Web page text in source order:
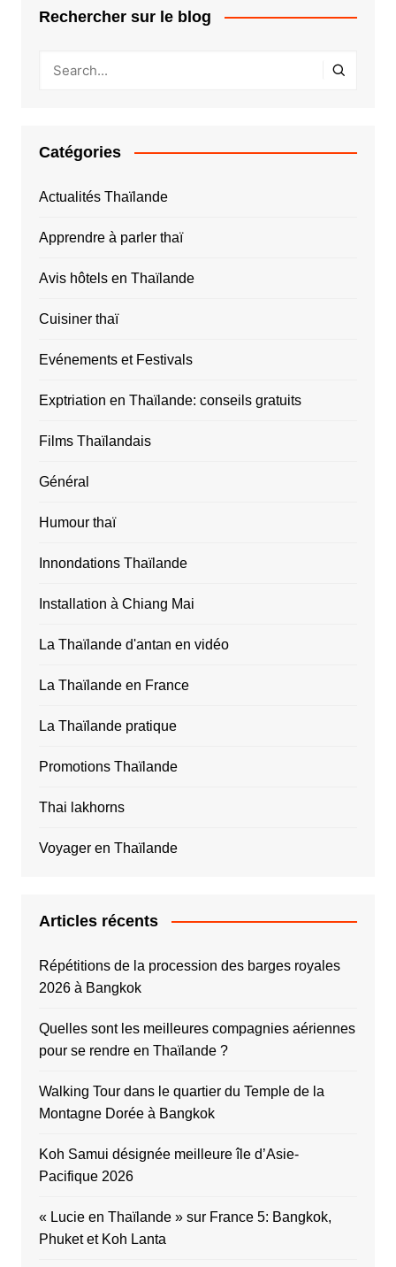
Rechercher sur le blog
Catégories
Actualités Thaïlande
Apprendre à parler thaï
Avis hôtels en Thaïlande
Cuisiner thaï
Evénements et Festivals
Exptriation en Thaïlande: conseils gratuits
Films Thaïlandais
Général
Humour thaï
Innondations Thaïlande
Installation à Chiang Mai
La Thaïlande d'antan en vidéo
La Thaïlande en France
La Thaïlande pratique
Promotions Thaïlande
Thai lakhorns
Voyager en Thaïlande
Articles récents
Répétitions de la procession des barges royales
2026 à Bangkok
Quelles sont les meilleures compagnies aériennes
pour se rendre en Thaïlande ?
Walking Tour dans le quartier du Temple de la
Montagne Dorée à Bangkok
Koh Samui désignée meilleure île d’Asie-
Pacifique 2026
« Lucie en Thaïlande » sur France 5: Bangkok,
Phuket et Koh Lanta